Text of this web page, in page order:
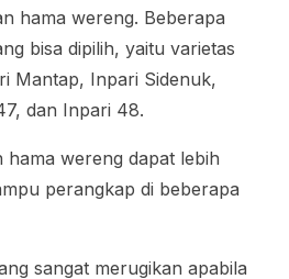
hama wereng. Beberapa
bisa dipilih, yaitu varietas
Mantap, Inpari Sidenuk,
dan Inpari 48.
hama wereng dapat lebih
perangkap di beberapa
sangat merugikan apabila